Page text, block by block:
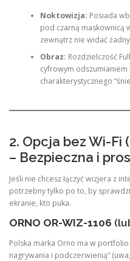
Noktowizja: Posiada
pod czarną maskownicą
zewnątrz nie widać
Obraz: Rozdzielczość
cyfrowym
charakterystycznego
2. Opcja bez Wi-
– Bezpieczna i
Jeśli nie chcesz łączyć wizjera z
potrzebny tylko po to, by
ekranie, kto puka.
ORNO OR-WIZ-1106
Polska marka Orno ma w
nagrywania i podczerwienią”